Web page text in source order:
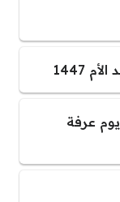
على يوم عرفة